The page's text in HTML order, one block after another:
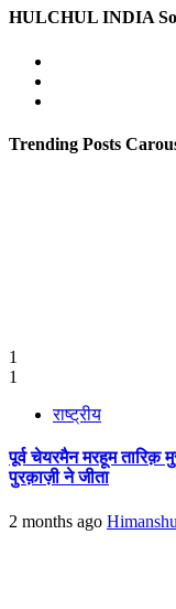
HULCHUL INDIA
Trending Posts
1
1
राष्ट्रीय
पूर्व चेयरमैन मरहूम तारिक़
पुरक़ाज़ी ने जीता
2 months ago